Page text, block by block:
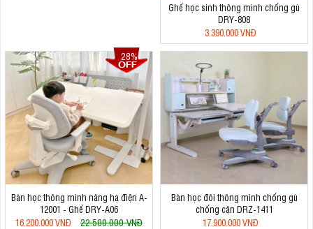
Ghế học sinh thông minh chống gù
DRY-808
3.390.000 VNĐ
28%
Bàn học thông minh nâng hạ điện A-
12001 - Ghế DRY-A06
16.200.000 VNĐ
22.500.000 VNĐ
Bàn học đôi thông minh chống gù
chống cận DRZ-1411
17.900.000 VNĐ